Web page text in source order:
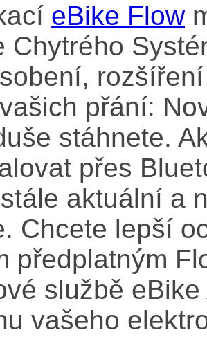
eBike Flow
Chytrého
přání:
stáhnete.
přes
aktuální a
Chcete lepší
předplatným
službě
vašeho